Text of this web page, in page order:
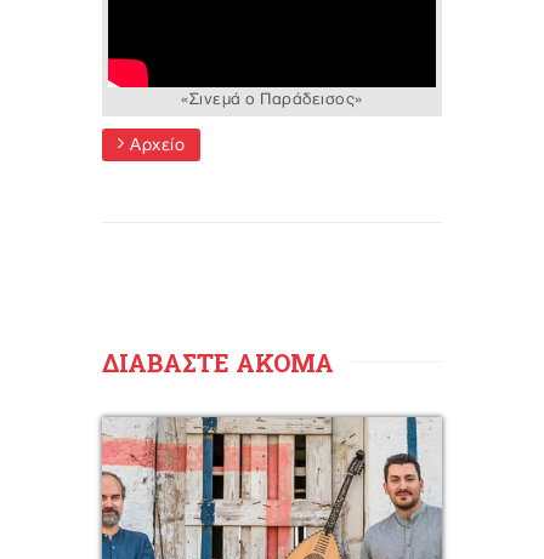
«Σινεμά ο Παράδεισος»
Αρχείο
ΔΙΑΒΑΣΤΕ ΑΚΟΜΑ